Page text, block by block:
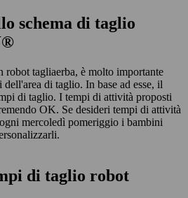
schema di taglio
tagliaerba, è molto importante
di taglio. In base ad esse, il
di taglio. I tempi di attività proposti
OK. Se desideri tempi di attività
mercoledì pomeriggio i bambini
di taglio robot